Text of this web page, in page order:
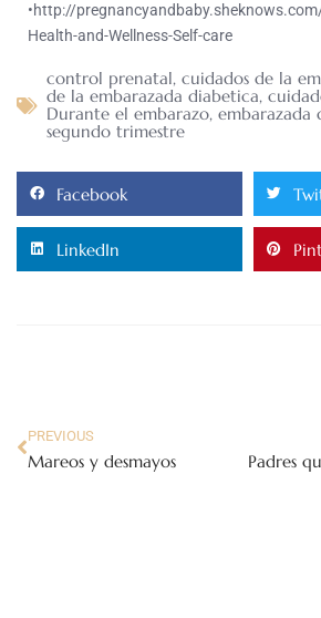
•http://
Health-and-Wellness-Self-care
control prenatal, cuidados de la
de la embarazada diabetica,
Durante el embarazo, embarazada
segundo trimestre
Facebook
LinkedIn
PREVIOUS
Mareos y desmayos